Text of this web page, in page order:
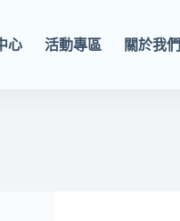
心 活動專區 關於我們